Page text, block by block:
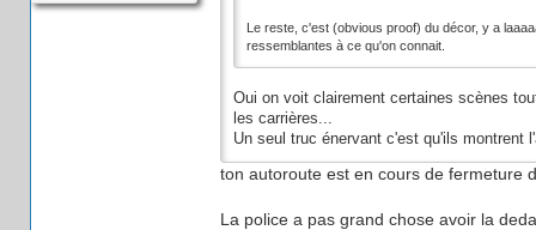
Le reste, c'est (obvious proof) du décor, y a
ressemblantes à ce qu'on connait.
Oui on voit clairement certaines scènes
les carrières...
Un seul truc énervant c'est qu'ils montrent
ton autoroute est en cours de fermeture
La police a pas grand chose avoir la